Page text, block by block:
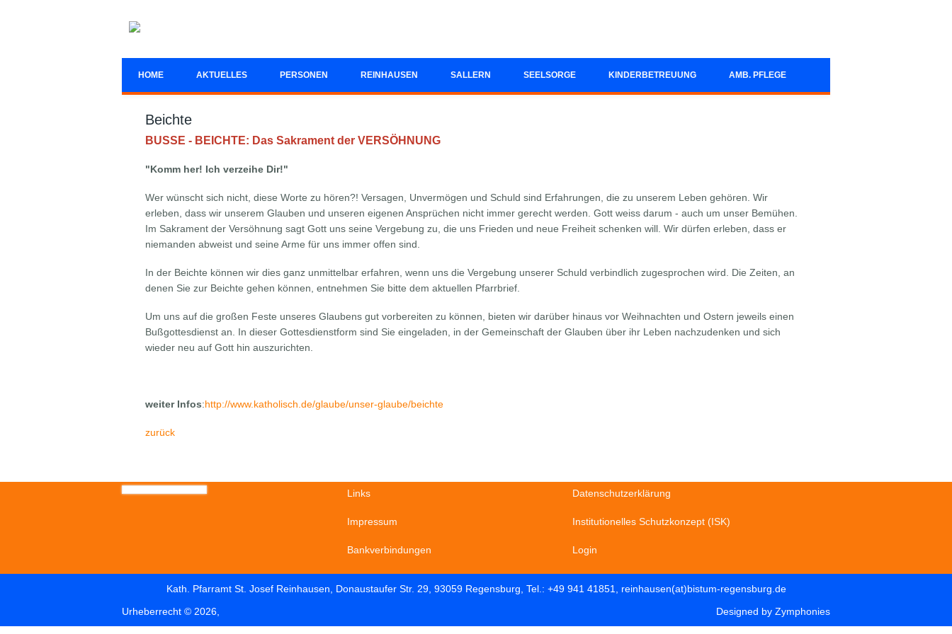
HOME AKTUELLES PERSONEN REINHAUSEN SALLERN SEELSORGE KINDERBETREUUNG AMB. PFLEGE
Beichte
BUSSE - BEICHTE: Das Sakrament der VERSÖHNUNG
"Komm her! Ich verzeihe Dir!"
Wer wünscht sich nicht, diese Worte zu hören?! Versagen, Unvermögen und Schuld sind Erfahrungen, die zu unserem Leben gehören. Wir
erleben, dass wir unserem Glauben und unseren eigenen Ansprüchen nicht immer gerecht werden. Gott weiss darum - auch um unser Bemühen.
Im Sakrament der Versöhnung sagt Gott uns seine Vergebung zu, die uns Frieden und neue Freiheit schenken will. Wir dürfen erleben, dass er
niemanden abweist und seine Arme für uns immer offen sind.
In der Beichte können wir dies ganz unmittelbar erfahren, wenn uns die Vergebung unserer Schuld verbindlich zugesprochen wird. Die Zeiten, an
denen Sie zur Beichte gehen können, entnehmen Sie bitte dem aktuellen Pfarrbrief.
Um uns auf die großen Feste unseres Glaubens gut vorbereiten zu können, bieten wir darüber hinaus vor Weihnachten und Ostern jeweils einen
Bußgottesdienst an. In dieser Gottesdienstform sind Sie eingeladen, in der Gemeinschaft der Glauben über ihr Leben nachzudenken und sich
wieder neu auf Gott hin auszurichten.
weiter Infos:http://www.katholisch.de/glaube/unser-glaube/beichte
zurück
Links
Impressum
Bankverbindungen
Datenschutzerklärung
Institutionelles Schutzkonzept (ISK)
Login
Kath. Pfarramt St. Josef Reinhausen, Donaustaufer Str. 29, 93059 Regensburg, Tel.: +49 941 41851, reinhausen(at)bistum-regensburg.de
Urheberrecht © 2026,
Designed by Zymphonies